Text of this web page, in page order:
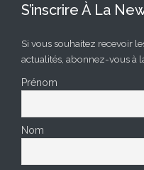
S’inscrire À La
Si vous souhaitez recevoir
actualités, abonnez-vous à
Prénom
Nom